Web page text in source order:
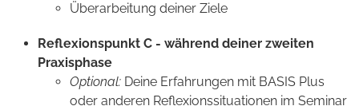
Überarbeitung deiner Ziele
Reflexionspunkt C - während deiner zweiten
Praxisphase
Optional: Deine Erfahrungen mit BASIS Plus
oder anderen Reflexionssituationen im Seminar